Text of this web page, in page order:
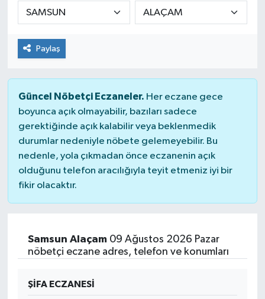
Paylaş
Güncel Nöbetçi Eczaneler. Her eczane gece
boyunca açık olmayabilir, bazıları sadece
gerektiğinde açık kalabilir veya beklenmedik
durumlar nedeniyle nöbete gelemeyebilir. Bu
nedenle, yola çıkmadan önce eczanenin açık
olduğunu telefon aracılığıyla teyit etmeniz iyi bir
fikir olacaktır.
Samsun Alaçam09 Ağustos 2026 Pazar
nöbetçi eczane adres, telefon ve konumları
ŞİFA ECZANESİ
Dursunbey
Edremit
EĞİTİM
EKONOMİ
Erdek
Gömeç
Havran